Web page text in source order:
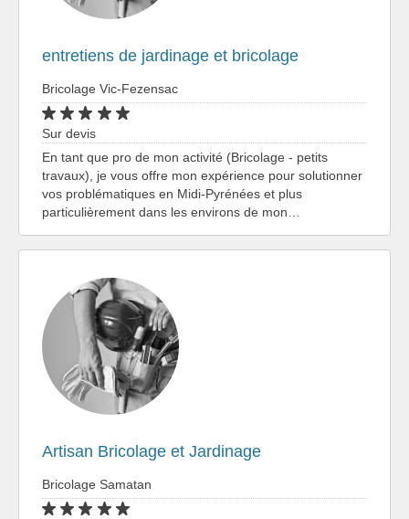
entretiens de jardinage et bricolage
Bricolage Vic-Fezensac
Sur devis
En tant que pro de mon activité (Bricolage - petits
travaux), je vous offre mon expérience pour solutionner
vos problématiques en Midi-Pyrénées et plus
particulièrement dans les environs de mon…
Artisan Bricolage et Jardinage
Bricolage Samatan